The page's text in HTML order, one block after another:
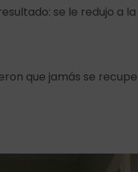
se le redujo a
que jamás se